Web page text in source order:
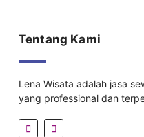
Tentang Kami
Lena Wisata adalah jasa
yang professional dan